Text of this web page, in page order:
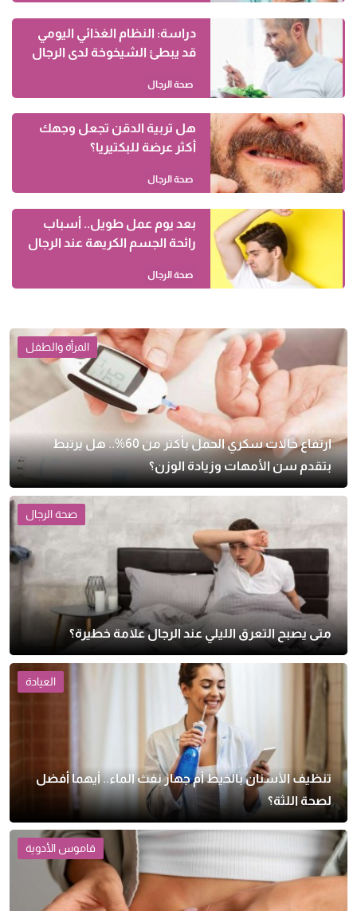
دراسة: النظام الغذائي اليومي
قد يبطئ الشيخوخة لدى الرجال
صحة الرجال
هل تربية الدقن تجعل وجهك
أكثر عرضة للبكتيريا؟
صحة الرجال
بعد يوم عمل طويل.. أسباب
رائحة الجسم الكريهة عند الرجال
صحة الرجال
المرأة والطفل
ارتفاع حالات سكري الحمل بأكثر من 60%.. هل يرتبط
بتقدم سن الأمهات وزيادة الوزن؟
صحة الرجال
متى يصبح التعرق الليلي عند الرجال علامة خطيرة؟
العيادة
تنظيف الأسنان بالخيط أم جهاز نفث الماء.. أيهما أفضل
لصحة اللثة؟
قاموس الأدوية